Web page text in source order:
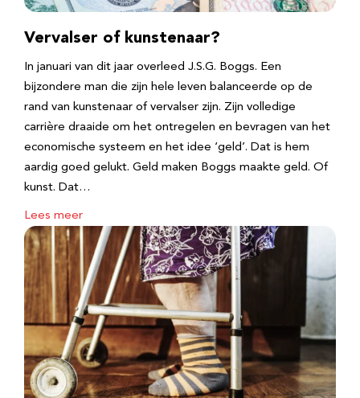
Vervalser of kunstenaar?
In januari van dit jaar overleed J.S.G. Boggs. Een
bijzondere man die zijn hele leven balanceerde op de
rand van kunstenaar of vervalser zijn. Zijn volledige
carrière draaide om het ontregelen en bevragen van het
economische systeem en het idee ‘geld’. Dat is hem
aardig goed gelukt. ​Geld maken Boggs maakte geld. Of
kunst. Dat…
Lees meer